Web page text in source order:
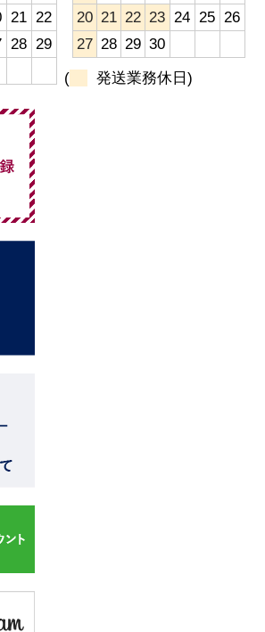
21 22
28 29
20 21 22 23 24 25 26
27 28 29 30
( 発送業務休日)